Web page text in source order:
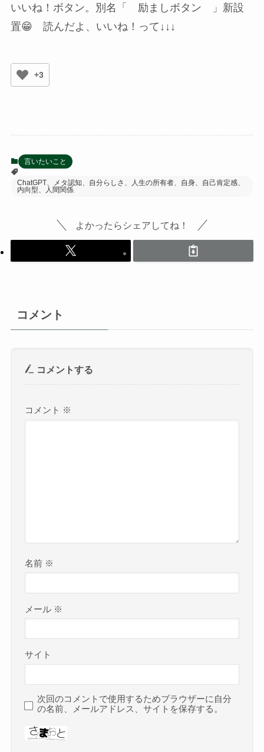
いいね！ボタン。別名「 励ましボタン 」新設
置😁 読んだよ、いいね！って↓↓↓
+3
言いたいこと
ChatGPT、メタ認知、自分らしさ、人生の所有者、自身、自己肯定感、
内向型、人間関係
よかったらシェアしてね！
コメント
コメントする
コメント ※
名前 ※
メール ※
サイト
次回のコメントで使用するためブラウザーに自分
の名前、メールアドレス、サイトを保存する。